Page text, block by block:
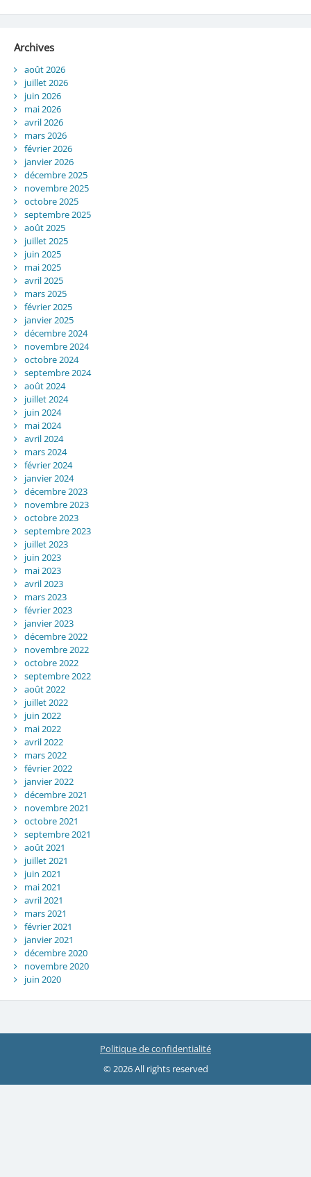
Archives
août 2026
juillet 2026
juin 2026
mai 2026
avril 2026
mars 2026
février 2026
janvier 2026
décembre 2025
novembre 2025
octobre 2025
septembre 2025
août 2025
juillet 2025
juin 2025
mai 2025
avril 2025
mars 2025
février 2025
janvier 2025
décembre 2024
novembre 2024
octobre 2024
septembre 2024
août 2024
juillet 2024
juin 2024
mai 2024
avril 2024
mars 2024
février 2024
janvier 2024
décembre 2023
novembre 2023
octobre 2023
septembre 2023
juillet 2023
juin 2023
mai 2023
avril 2023
mars 2023
février 2023
janvier 2023
décembre 2022
novembre 2022
octobre 2022
septembre 2022
août 2022
juillet 2022
juin 2022
mai 2022
avril 2022
mars 2022
février 2022
janvier 2022
décembre 2021
novembre 2021
octobre 2021
septembre 2021
août 2021
juillet 2021
juin 2021
mai 2021
avril 2021
mars 2021
février 2021
janvier 2021
décembre 2020
novembre 2020
juin 2020
Politique de confidentialité
© 2026 All rights reserved